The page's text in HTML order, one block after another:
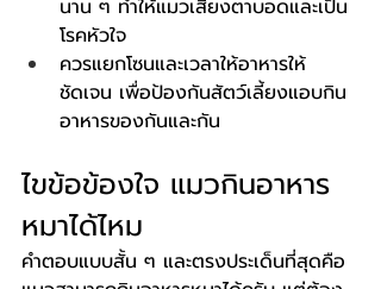
นาน ๆ ทำให้แมวเสี่ยงตาบอดและเป็น
โรคหัวใจ
ควรแยกโซนและเวลาให้อาหารให้
ชัดเจน เพื่อป้องกันสัตว์เลี้ยงแอบกิน
อาหารของกันและกัน
ไขข้อข้องใจ แมวกินอาหาร
หมาได้ไหม
คำตอบแบบสั้น ๆ และตรงประเด็นที่สุดคือ